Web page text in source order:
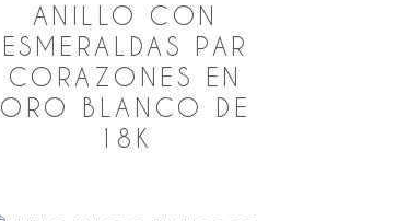
ANILLO CON
ESMERALDAS PAR
CORAZONES EN
ORO BLANCO DE
18K